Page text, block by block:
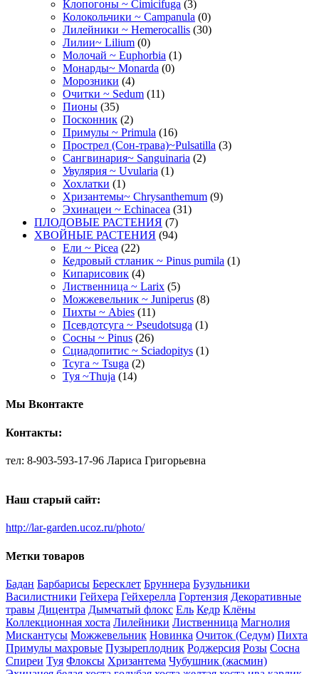
Клопогоны ~ Cimicifuga (3)
Колокольчики ~ Campanula (0)
Лилейники ~ Hemerocallis (30)
Лилии~ Lilium (0)
Молочай ~ Euphorbia (1)
Монарды~ Monarda (0)
Морозники (4)
Очитки ~ Sedum (11)
Пионы (35)
Посконник (2)
Примулы ~ Primula (16)
Прострел (Сон-трава)~Pulsatilla (3)
Сангвинария~ Sanguinaria (2)
Увулярия ~ Uvularia (1)
Хохлатки (1)
Хризантемы~ Chrysanthemum (9)
Эхинацеи ~ Echinacea (31)
ПЛОДОВЫЕ РАСТЕНИЯ (7)
ХВОЙНЫЕ РАСТЕНИЯ (94)
Ели ~ Picea (22)
Кедровый стланик ~ Pinus pumila (1)
Кипарисовик (4)
Лиственница ~ Larix (5)
Можжевельник ~ Juniperus (8)
Пихты ~ Abies (11)
Псевдотсуга ~ Pseudotsuga (1)
Сосны ~ Pinus (26)
Сциадопитис ~ Sciadopitys (1)
Тсуга ~ Tsuga (2)
Туя ~Thuja (14)
Мы Вконтакте
Контакты:
тел: 8-903-593-17-96 Лариса Григорьевна
Наш старый сайт:
http://lar-garden.ucoz.ru/photo/
Метки товаров
Бадан Барбарисы Бересклет Бруннера Бузульники
Василистники Гейхера Гейхерелла Гортензия Декоративные
травы Дицентра Дымчатый флокс Ель Кедр Клёны
Коллекционная хоста Лилейники Лиственница Магнолия
Мискантусы Можжевельник Новинка Очиток (Седум) Пихта
Примулы махровые Пузыреплодник Роджерсия Розы Сосна
Спиреи Туя Флоксы Хризантема Чубушник (жасмин)